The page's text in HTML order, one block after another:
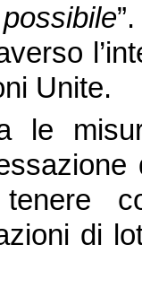
Unite.
le
di